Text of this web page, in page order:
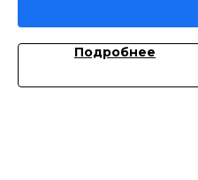
Подробнее